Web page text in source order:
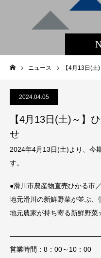
ニュース 【4月13日(
2024.04.05
【4月13日(土)～】
せ
2024年4月13日(土)より、今
す。
●滑川市農産物直売ひかる市
地元滑川の新鮮野菜が並ぶ、
地元農家が持ち寄る新鮮野菜
営業時間：8：00～10：00